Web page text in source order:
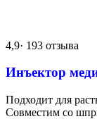
4,9· 193 отзыва
Инъектор
Подходит для
Совместим со